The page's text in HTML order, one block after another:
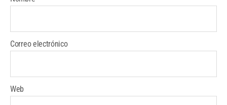
Correo electrónico
Web